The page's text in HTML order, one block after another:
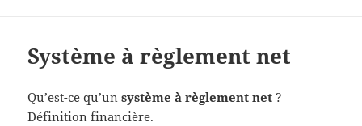
Système à règlement net
Qu’est-ce qu’unsystème à règlement net ?
Définition financière.